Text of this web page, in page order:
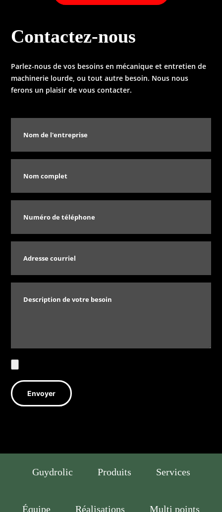
Contactez-nous
Parlez-nous de vos besoins en mécanique et entretien de
machinerie lourde, ou tout autre besoin. Nous nous
ferons un plaisir de vous contacter.
Guydrolic Produits Services
Équipe Réalisations Multi points